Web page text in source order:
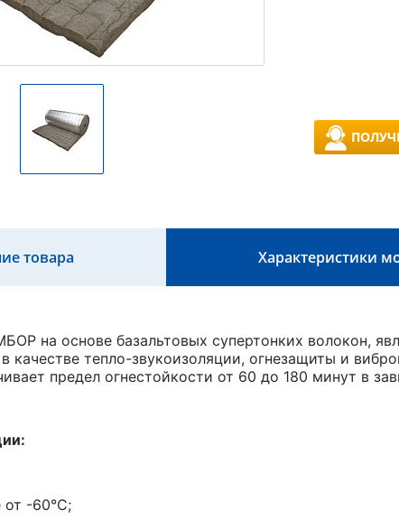
товара Характеристики
на основе базальтовых супертонких волокон,
качестве тепло-звукоизоляции, огнезащиты и
предел огнестойкости от 60 до 180 минут в
от -60°С;